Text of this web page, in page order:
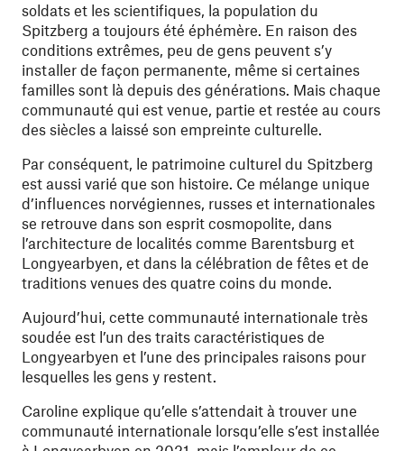
soldats et les scientifiques, la population du
Spitzberg a toujours été éphémère. En raison des
conditions extrêmes, peu de gens peuvent s’y
installer de façon permanente, même si certaines
familles sont là depuis des générations. Mais chaque
communauté qui est venue, partie et restée au cours
des siècles a laissé son empreinte culturelle.
Par conséquent, le patrimoine culturel du Spitzberg
est aussi varié que son histoire. Ce mélange unique
d’influences norvégiennes, russes et internationales
se retrouve dans son esprit cosmopolite, dans
l’architecture de localités comme Barentsburg et
Longyearbyen, et dans la célébration de fêtes et de
traditions venues des quatre coins du monde.
Aujourd’hui, cette communauté internationale très
soudée est l’un des traits caractéristiques de
Longyearbyen et l’une des principales raisons pour
lesquelles les gens y restent.
Caroline explique qu’elle s’attendait à trouver une
communauté internationale lorsqu’elle s’est installée